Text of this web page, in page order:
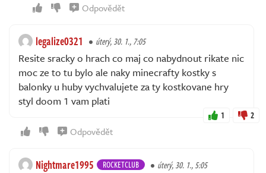
Odpovědět
legalize0321 úterý, 30. 1., 7:05
Resite sracky o hrach co maj co nabydnout rikate nic
moc ze to tu bylo ale naky minecrafty kostky s
balonky u huby vychvalujete za ty kostkovane hry
styl doom 1 vam plati
1 2
Odpovědět
Nightmare1995 ROCKETCLUB úterý, 30. 1., 5:05